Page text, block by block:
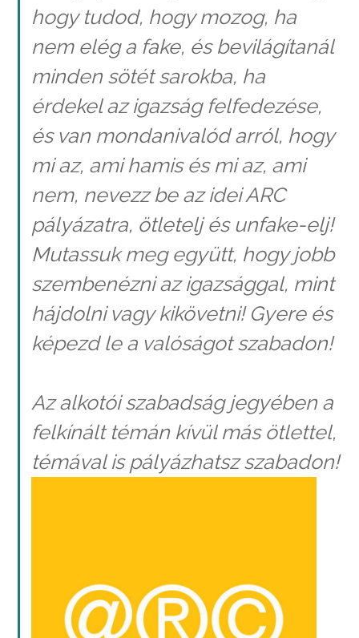
hogy tudod, hogy mozog, ha
nem elég a fake, és bevilágítanál
minden sötét sarokba, ha
érdekel az igazság felfedezése,
és van mondanivalód arról, hogy
mi az, ami hamis és mi az, ami
nem, nevezz be az idei ARC
pályázatra, ötletelj és unfake-elj!
Mutassuk meg együtt, hogy jobb
szembenézni az igazsággal, mint
hájdolni vagy kikövetni! Gyere és
képezd le a valóságot szabadon!
Az alkotói szabadság jegyében a
felkínált témán kívül más ötlettel,
témával is pályázhatsz szabadon!